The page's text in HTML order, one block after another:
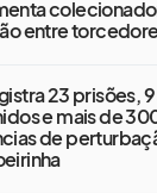
entre
23 prisões,
e mais de
de